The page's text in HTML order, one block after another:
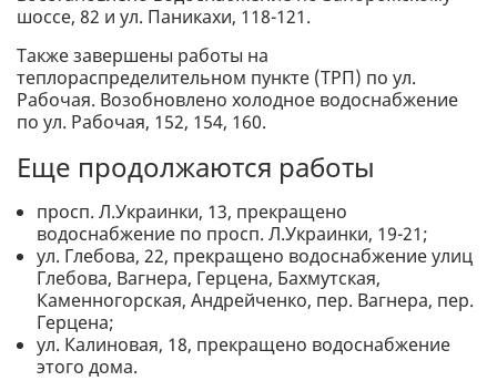
шоссе, 82 и ул. Паникахи, 118-121.
Также завершены работы на
теплораспределительном пункте (ТРП) по ул.
Рабочая. Возобновлено холодное водоснабжение
по ул. Рабочая, 152, 154, 160.
Еще продолжаются работы
просп. Л.Украинки, 13, прекращено
водоснабжение по просп. Л.Украинки, 19-21;
ул. Глебова, 22, прекращено водоснабжение улиц
Глебова, Вагнера, Герцена, Бахмутская,
Каменногорская, Андрейченко, пер. Вагнера, пер.
Герцена;
ул. Калиновая, 18, прекращено водоснабжение
этого дома.